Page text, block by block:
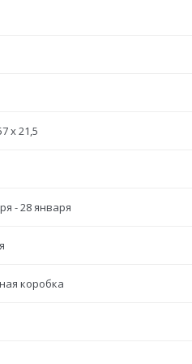
x 21,5
- 28 января
коробка